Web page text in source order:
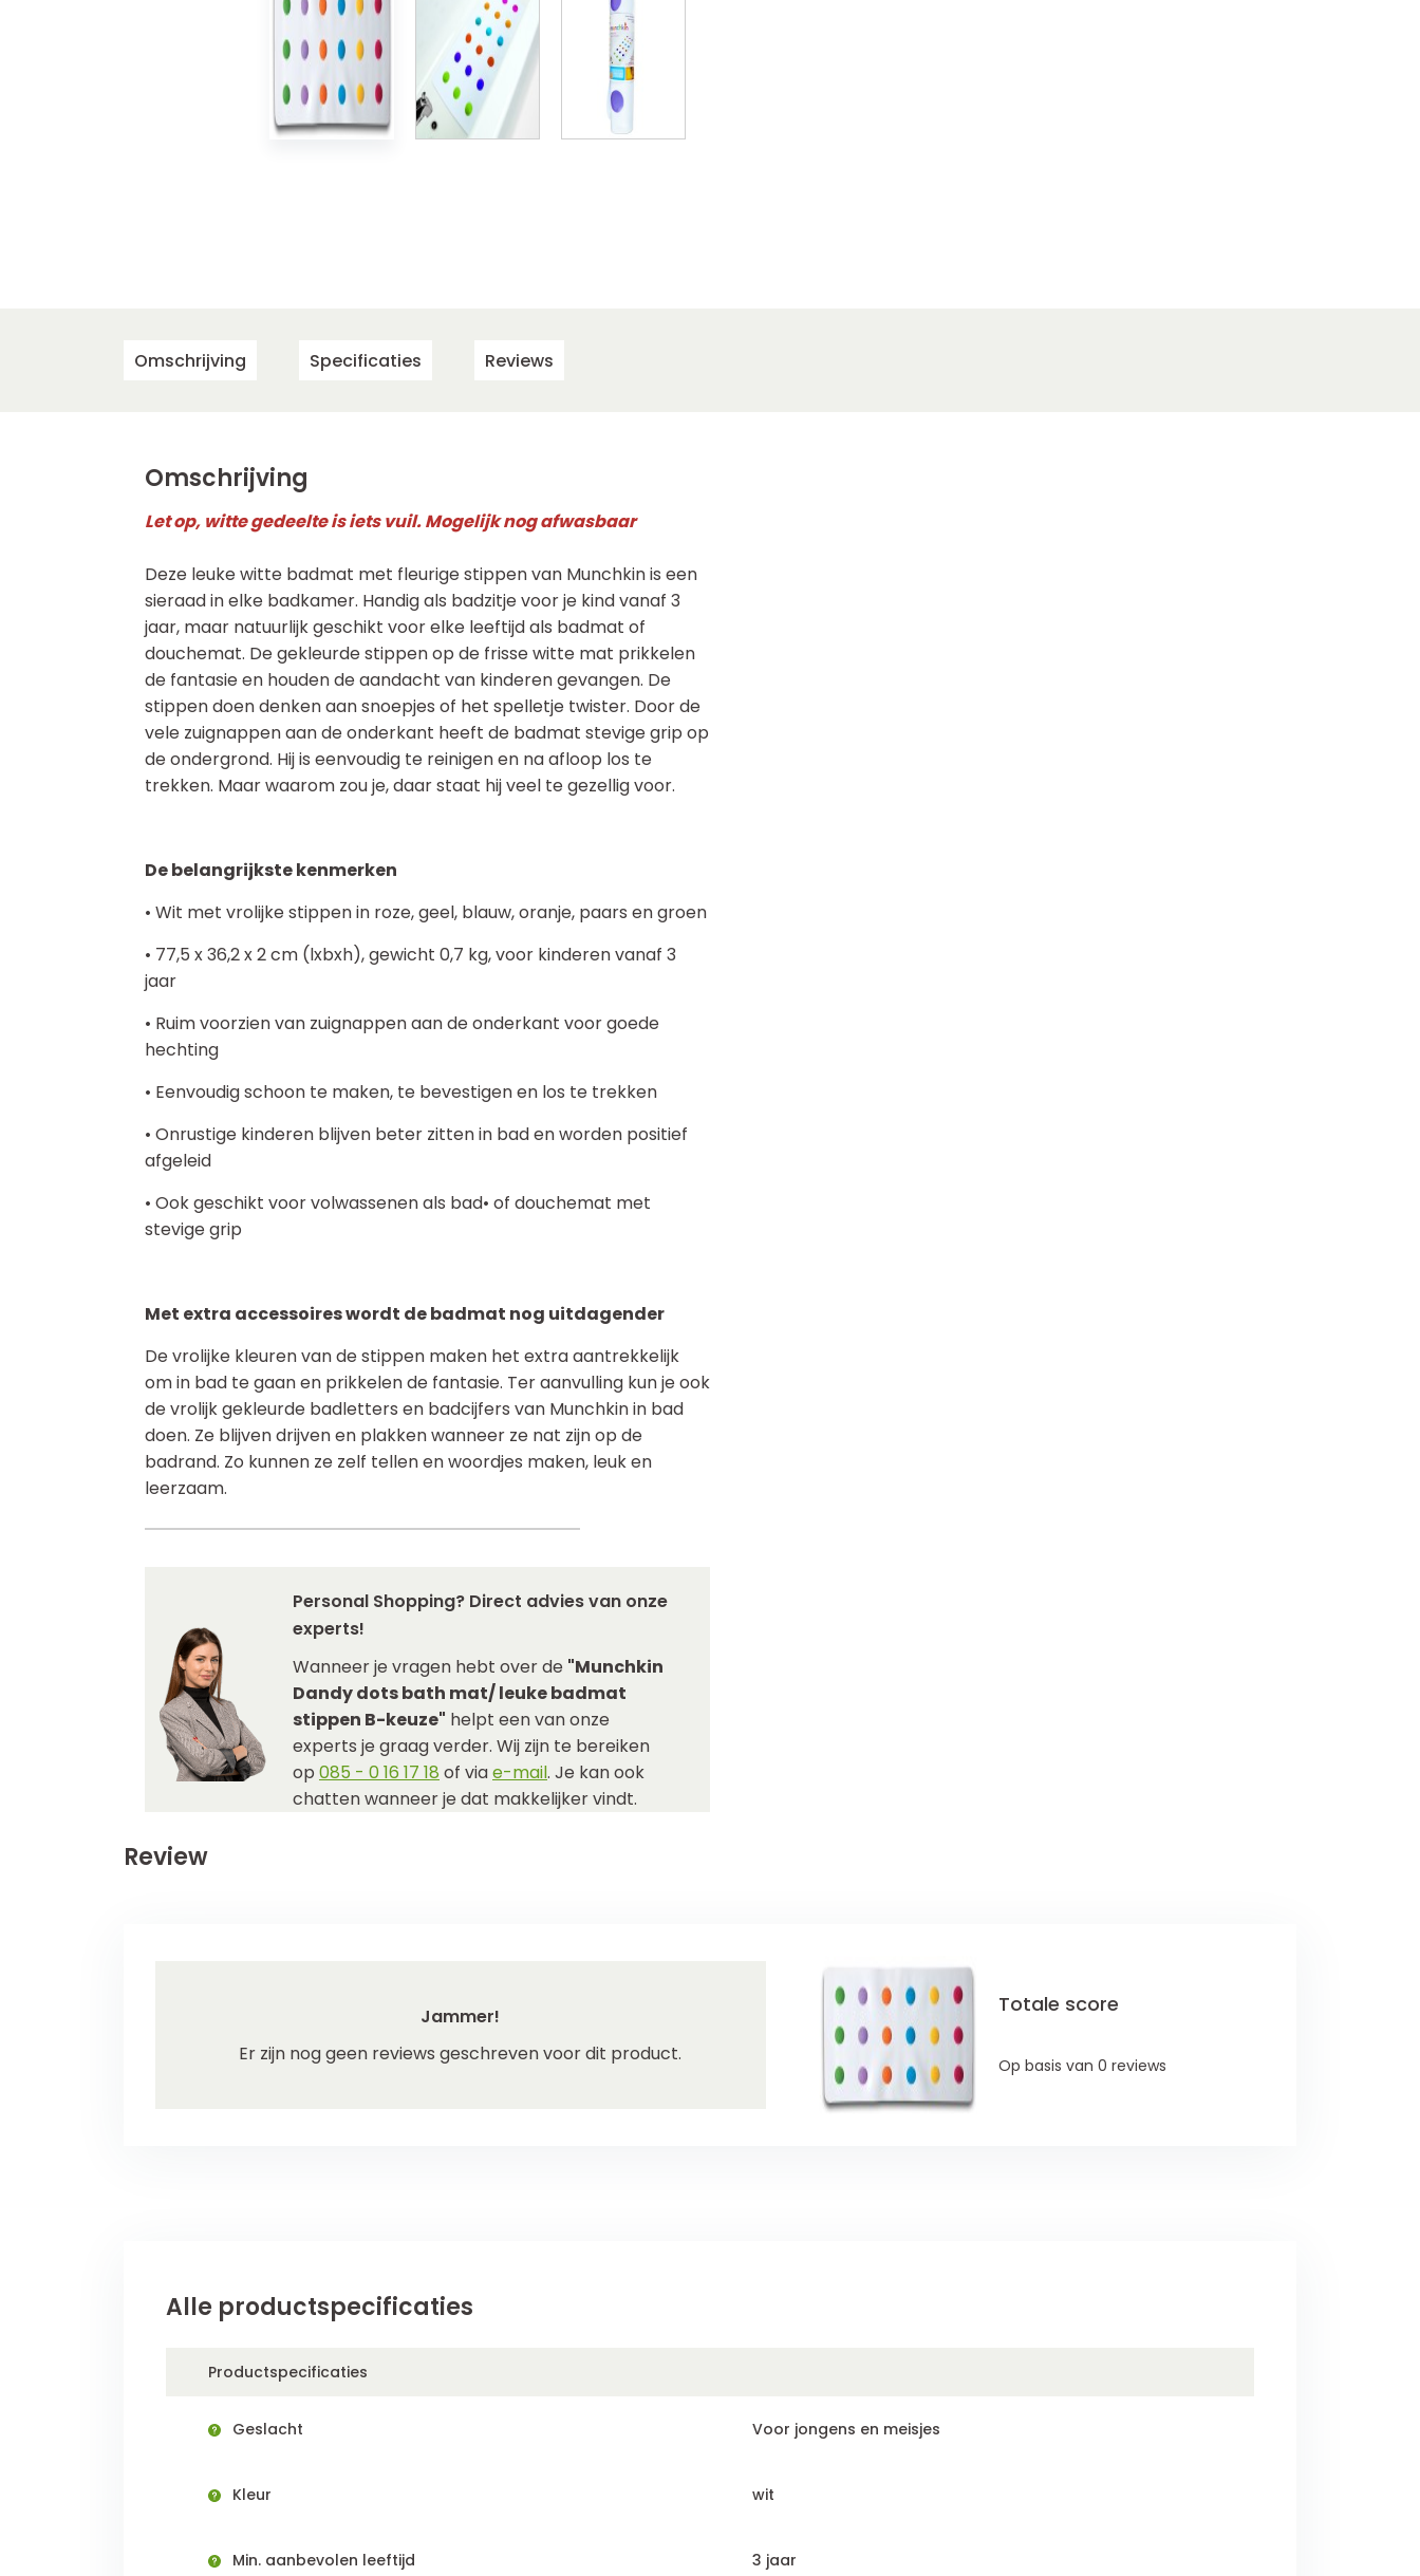
Omschrijving Specificaties Reviews
Omschrijving
Let op, witte gedeelte is iets vuil. Mogelijk nog afwasbaar
Deze leuke witte badmat met fleurige stippen van Munchkin is een
sieraad in elke badkamer. Handig als badzitje voor je kind vanaf 3
jaar, maar natuurlijk geschikt voor elke leeftijd als badmat of
douchemat. De gekleurde stippen op de frisse witte mat prikkelen
de fantasie en houden de aandacht van kinderen gevangen. De
stippen doen denken aan snoepjes of het spelletje twister. Door de
vele zuignappen aan de onderkant heeft de badmat stevige grip op
de ondergrond. Hij is eenvoudig te reinigen en na afloop los te
trekken. Maar waarom zou je, daar staat hij veel te gezellig voor.
De belangrijkste kenmerken
• Wit met vrolijke stippen in roze, geel, blauw, oranje, paars en groen
• 77,5 x 36,2 x 2 cm (lxbxh), gewicht 0,7 kg, voor kinderen vanaf 3
jaar
• Ruim voorzien van zuignappen aan de onderkant voor goede
hechting
• Eenvoudig schoon te maken, te bevestigen en los te trekken
• Onrustige kinderen blijven beter zitten in bad en worden positief
afgeleid
• Ook geschikt voor volwassenen als bad• of douchemat met
stevige grip
Met extra accessoires wordt de badmat nog uitdagender
De vrolijke kleuren van de stippen maken het extra aantrekkelijk
om in bad te gaan en prikkelen de fantasie. Ter aanvulling kun je ook
de vrolijk gekleurde badletters en badcijfers van Munchkin in bad
doen. Ze blijven drijven en plakken wanneer ze nat zijn op de
badrand. Zo kunnen ze zelf tellen en woordjes maken, leuk en
leerzaam.
Personal Shopping? Direct advies van onze
experts!
Wanneer je vragen hebt over de "Munchkin
Dandy dots bath mat/ leuke badmat
stippen B-keuze" helpt een van onze
experts je graag verder. Wij zijn te bereiken
op 085 - 0 16 17 18 of viae-mail. Je kan ook
chatten wanneer je dat makkelijker vindt.
Review
Jammer!
Er zijn nog geen reviews geschreven voor dit product.
Totale score
Op basis van 0 reviews
Alle productspecificaties
Productspecificaties
Geslacht Voor jongens en meisjes
Kleur wit
Min. aanbevolen leeftijd 3 jaar